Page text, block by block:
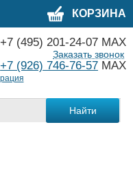
КОРЗИНА
+7 (495) 201-24-07 MAX
+7 (926) 746-76-57 MAX
Заказать звонок